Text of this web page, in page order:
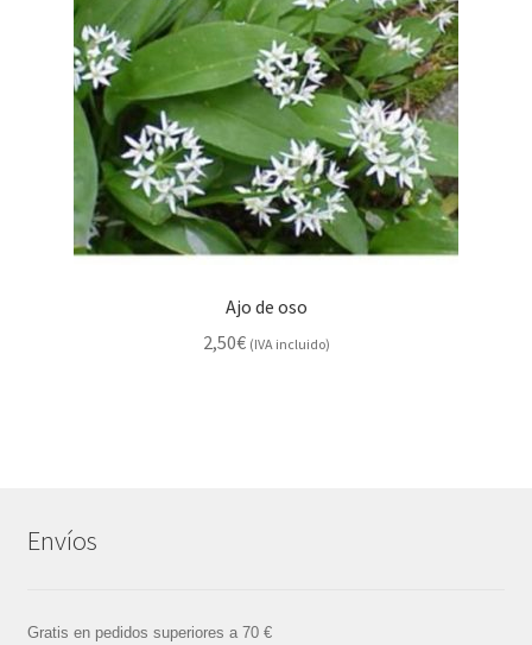
Ajo de oso
2,50€ (IVA incluido)
Envíos
Gratis en pedidos superiores a 70 €